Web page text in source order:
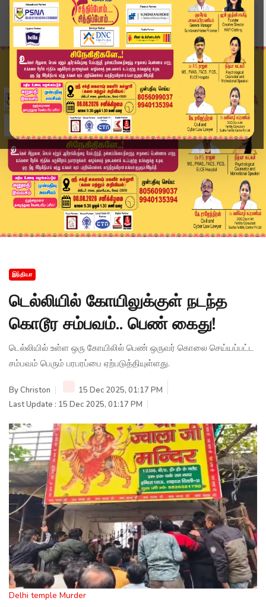
Home
இந்தியா
டெல்லியில் கோயிலுக்குள் நடந்த கொடூர சம்பவம்.. ப...
இந்தியா
டெல்லியில் கோயிலுக்குள் நடந்த
கொடூர சம்பவம்.. பெண் கைது!
டெல்லியில் உள்ள ஒரு கோயிலில் பெண் ஒருவர் கொலை செய்யப்பட்ட
சம்பவம் பெரும் பரபரப்பை ஏற்படுத்தியுள்ளது.
ByChriston
15 Dec 2025, 01:17 PM
Last Update : 15 Dec 2025, 01:17 PM
Delhi temple Murder